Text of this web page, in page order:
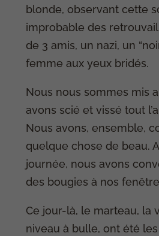
blonde, observant cette
improbable des
de 3 amis, un nazi, un
femme aux yeux bridés.
Nous nous sommes mis
avons scié et vissé tout
Nous avons, ensemble,
quelque chose de beau.
journée, nous avons
des bougies à nos
Ce jour-là, le marteau, la
niveau à bulle, ont été